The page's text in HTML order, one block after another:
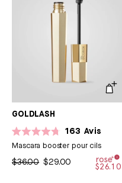
GOLDLASH
Noté
4.7
sur
5
163 Avis
Mascara booster pour cils
$36.00 $29.00 $26.10